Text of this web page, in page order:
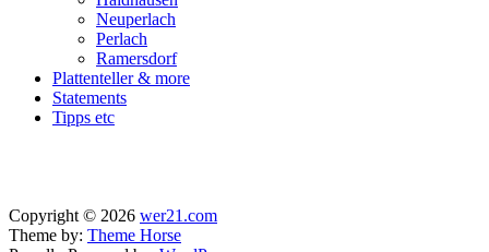
Neuperlach
Perlach
Ramersdorf
Plattenteller & more
Statements
Tipps etc
Copyright © 2026 wer21.com
Theme by: Theme Horse